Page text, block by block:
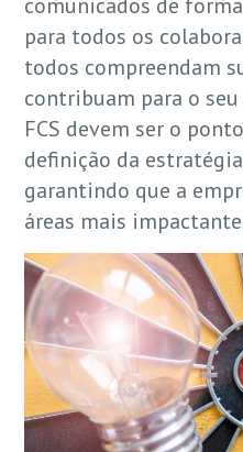
para todos os
todos compreendam
contribuam para o seu
FCS devem ser o
definição da
garantindo que a
áreas mais